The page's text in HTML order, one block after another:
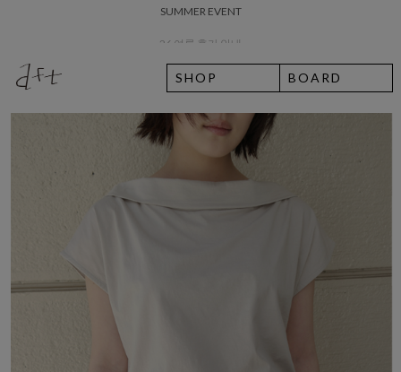
SHOP BOARD